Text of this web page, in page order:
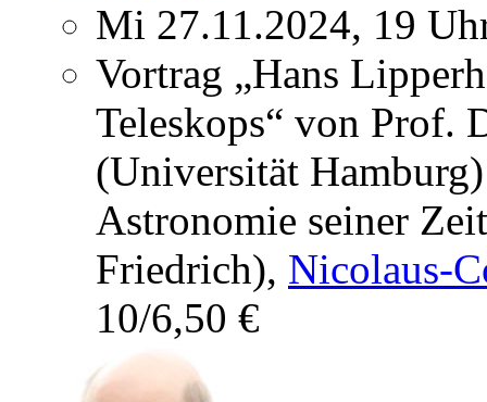
Mi 27.11.2024, 19
Vortrag „Hans
Teleskops“ von Prof.
(Universität
Astronomie seiner
Friedrich), Nicolaus-
10/6,50 €